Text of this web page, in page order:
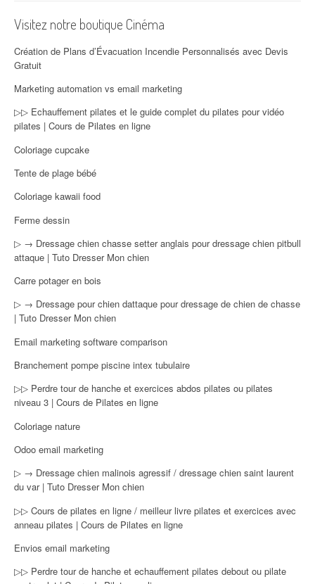
Visitez notre boutique Cinéma
Création de Plans d’Évacuation Incendie Personnalisés avec Devis
Gratuit
Marketing automation vs email marketing
▷▷ Echauffement pilates et le guide complet du pilates pour vidéo
pilates | Cours de Pilates en ligne
Coloriage cupcake
Tente de plage bébé
Coloriage kawaii food
Ferme dessin
▷ → Dressage chien chasse setter anglais pour dressage chien pitbull
attaque | Tuto Dresser Mon chien
Carre potager en bois
▷ → Dressage pour chien dattaque pour dressage de chien de chasse
| Tuto Dresser Mon chien
Email marketing software comparison
Branchement pompe piscine intex tubulaire
▷▷ Perdre tour de hanche et exercices abdos pilates ou pilates
niveau 3 | Cours de Pilates en ligne
Coloriage nature
Odoo email marketing
▷ → Dressage chien malinois agressif / dressage chien saint laurent
du var | Tuto Dresser Mon chien
▷▷ Cours de pilates en ligne / meilleur livre pilates et exercices avec
anneau pilates | Cours de Pilates en ligne
Envios email marketing
▷▷ Perdre tour de hanche et echauffement pilates debout ou pilate